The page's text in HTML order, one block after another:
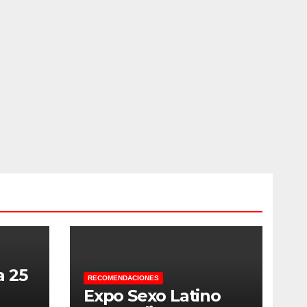
25
RECOMENDACIONES
Expo Sexo Latino